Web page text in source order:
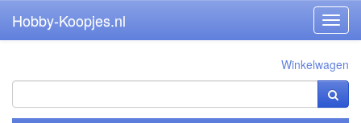
Hobby-Koopjes.nl
Winkelwagen